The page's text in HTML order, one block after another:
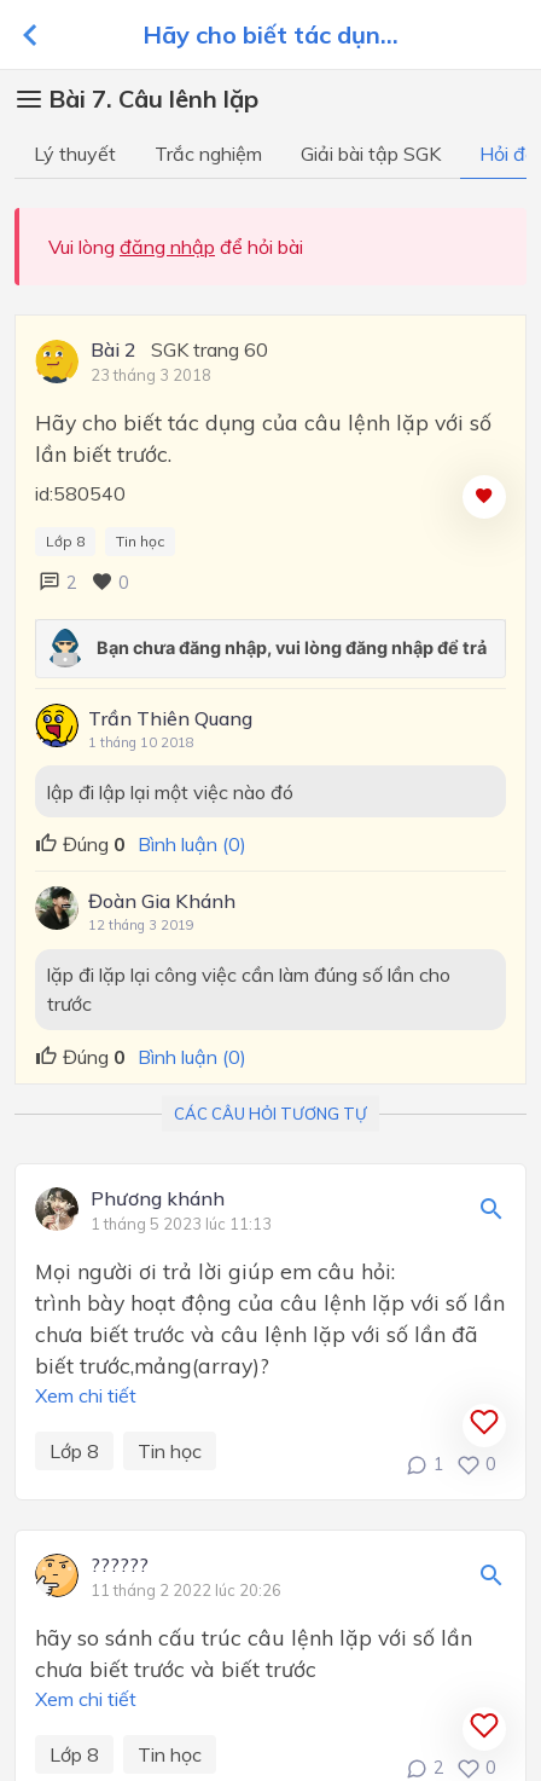
Hãy cho biết tác dụn...
Bài 7. Câu lênh lặp
Lý thuyết Trắc nghiệm Giải bài tập SGK Hỏi
Vui lòng đăng nhập để hỏi bài
Bài 2 SGK trang 60
23 tháng 3 2018
Hãy cho biết tác dụng của câu lệnh lặp với số
lần biết trước.
id:580540
Lớp 8 Tin học
2 0
Trần Thiên Quang
1 tháng 10 2018
lập đi lập lại một việc nào đó
Đúng 0 Bình luận (0)
Đoàn Gia Khánh
12 tháng 3 2019
lặp đi lặp lại công việc cần làm đúng số lần cho
trước
Đúng 0 Bình luận (0)
CÁC CÂU HỎI TƯƠNG TỰ
Phương khánh
1 tháng 5 2023 lúc 11:13
Mọi người ơi trả lời giúp em câu hỏi:
trình bày hoạt động của câu lệnh lặp với số lần
chưa biết trước và câu lệnh lặp với số lần đã
biết trước,mảng(array)?
Xem chi tiết
Lớp 8 Tin học
1 0
??????
11 tháng 2 2022 lúc 20:26
hãy so sánh cấu trúc câu lệnh lặp với số lần
chưa biết trước và biết trước
Xem chi tiết
Lớp 8 Tin học
2 0